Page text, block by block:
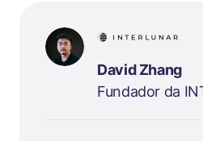
David Zhang
Fundador da